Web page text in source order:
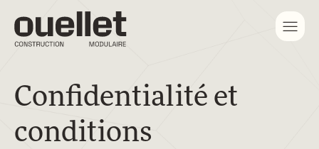
Confidentialité et
conditions